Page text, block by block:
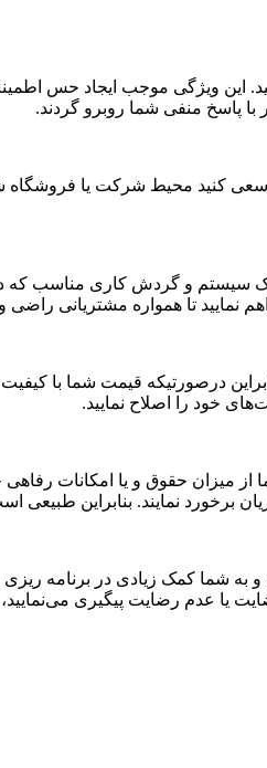
این ویژگی موجب ایجاد حس
پاسخ منفی شما روبرو گردند.
محیط شرکت یا فروشگاه
سیستم و گردش کاری مناسب که
نمایید تا همواره مشتریانی راضی
درصورتیکه قیمت شما با
خود را اصلاح نمایید.
حقوق و یا امکانات
برخورد نمایند. بنابراین
شما کمک زیادی در برنامه
یا عدم رضایت پیگیری